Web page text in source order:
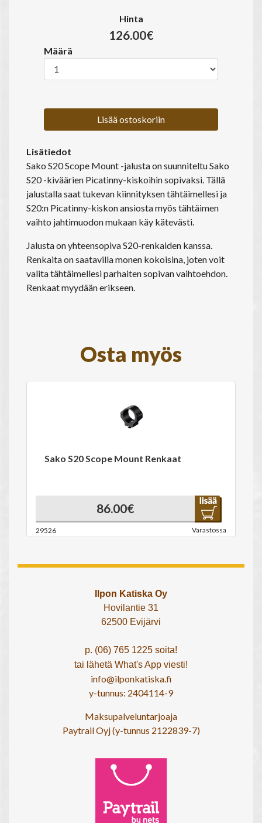
Hinta
126.00€
Määrä
Lisää ostoskoriin
Lisätiedot
Sako S20 Scope Mount -jalusta on suunniteltu Sako
S20 -kiväärien Picatinny-kiskoihin sopivaksi. Tällä
jalustalla saat tukevan kiinnityksen tähtäimellesi ja
S20:n Picatinny-kiskon ansiosta myös tähtäimen
vaihto jahtimuodon mukaan käy kätevästi.
Jalusta on yhteensopiva S20-renkaiden kanssa.
Renkaita on saatavilla monen kokoisina, joten voit
valita tähtäimellesi parhaiten sopivan vaihtoehdon.
Renkaat myydään erikseen.
Osta myös
Sako S20 Scope Mount Renkaat
86.00€
29526 Varastossa
Ilpon Katiska Oy
Hovilantie 31
62500 Evijärvi
p. (06) 765 1225 soita!
tai lähetä What's App viesti!
info@ilponkatiska.fi
y-tunnus: 2404114-9
Maksupalveluntarjoaja
Paytrail Oyj (y-tunnus 2122839-7)